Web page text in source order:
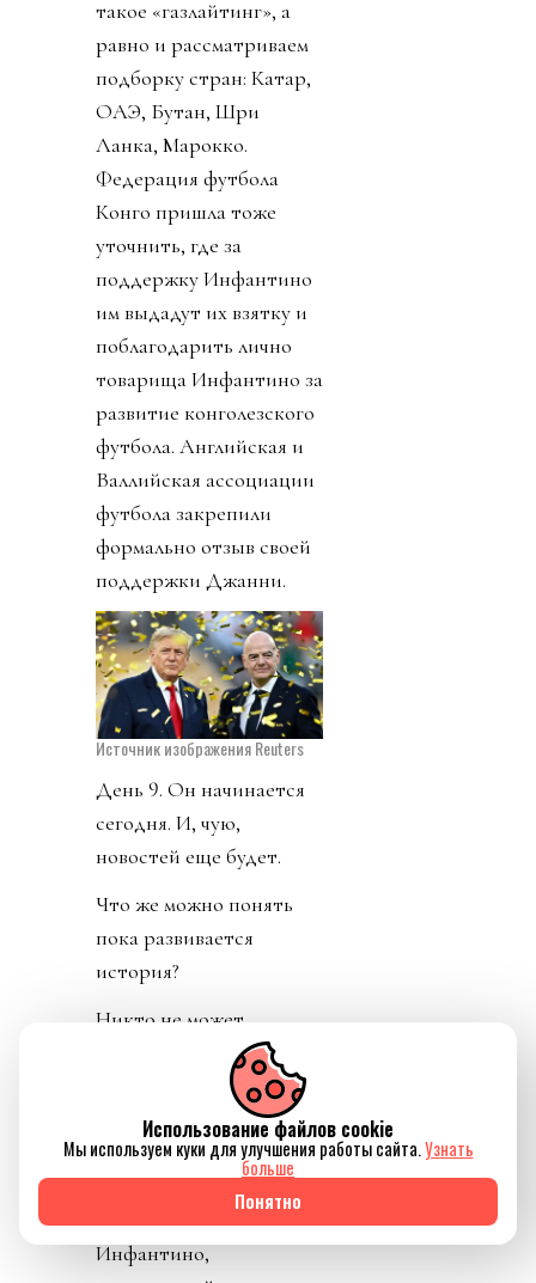
такое «газлайтинг», а
равно и рассматриваем
подборку стран: Катар,
ОАЭ, Бутан, Шри
Ланка, Марокко.
Федерация футбола
Конго пришла тоже
уточнить, где за
поддержку Инфантино
им выдадут их взятку и
поблагодарить лично
товарища Инфантино за
развитие конголезского
футбола. Английская и
Валлийская ассоциации
футбола закрепили
формально отзыв своей
поддержки Джанни.
Источник изображения Reuters
День 9. Он начинается
сегодня. И, чую,
новостей еще будет.
Что же можно понять
пока развивается
история?
Никто не может
передать прав больше,
Фундаментальное
правило римского (и
любого другого) права.
Мегаломаньяк
Инфантино,
Использование файлов cookie
Мы используем куки для улучшения работы сайта.Узнать
больше
Понятно